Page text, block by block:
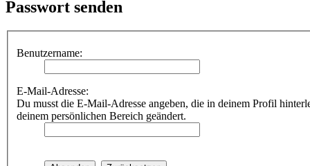
Passwort senden
Benutzername:
E-Mail-Adresse:
Du musst die E-Mail-Adresse angeben, die in deinem Profil
deinem persönlichen Bereich geändert.